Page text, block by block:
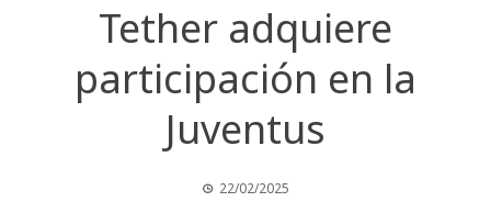
Tether adquiere
participación en la
Juventus
22/02/2025